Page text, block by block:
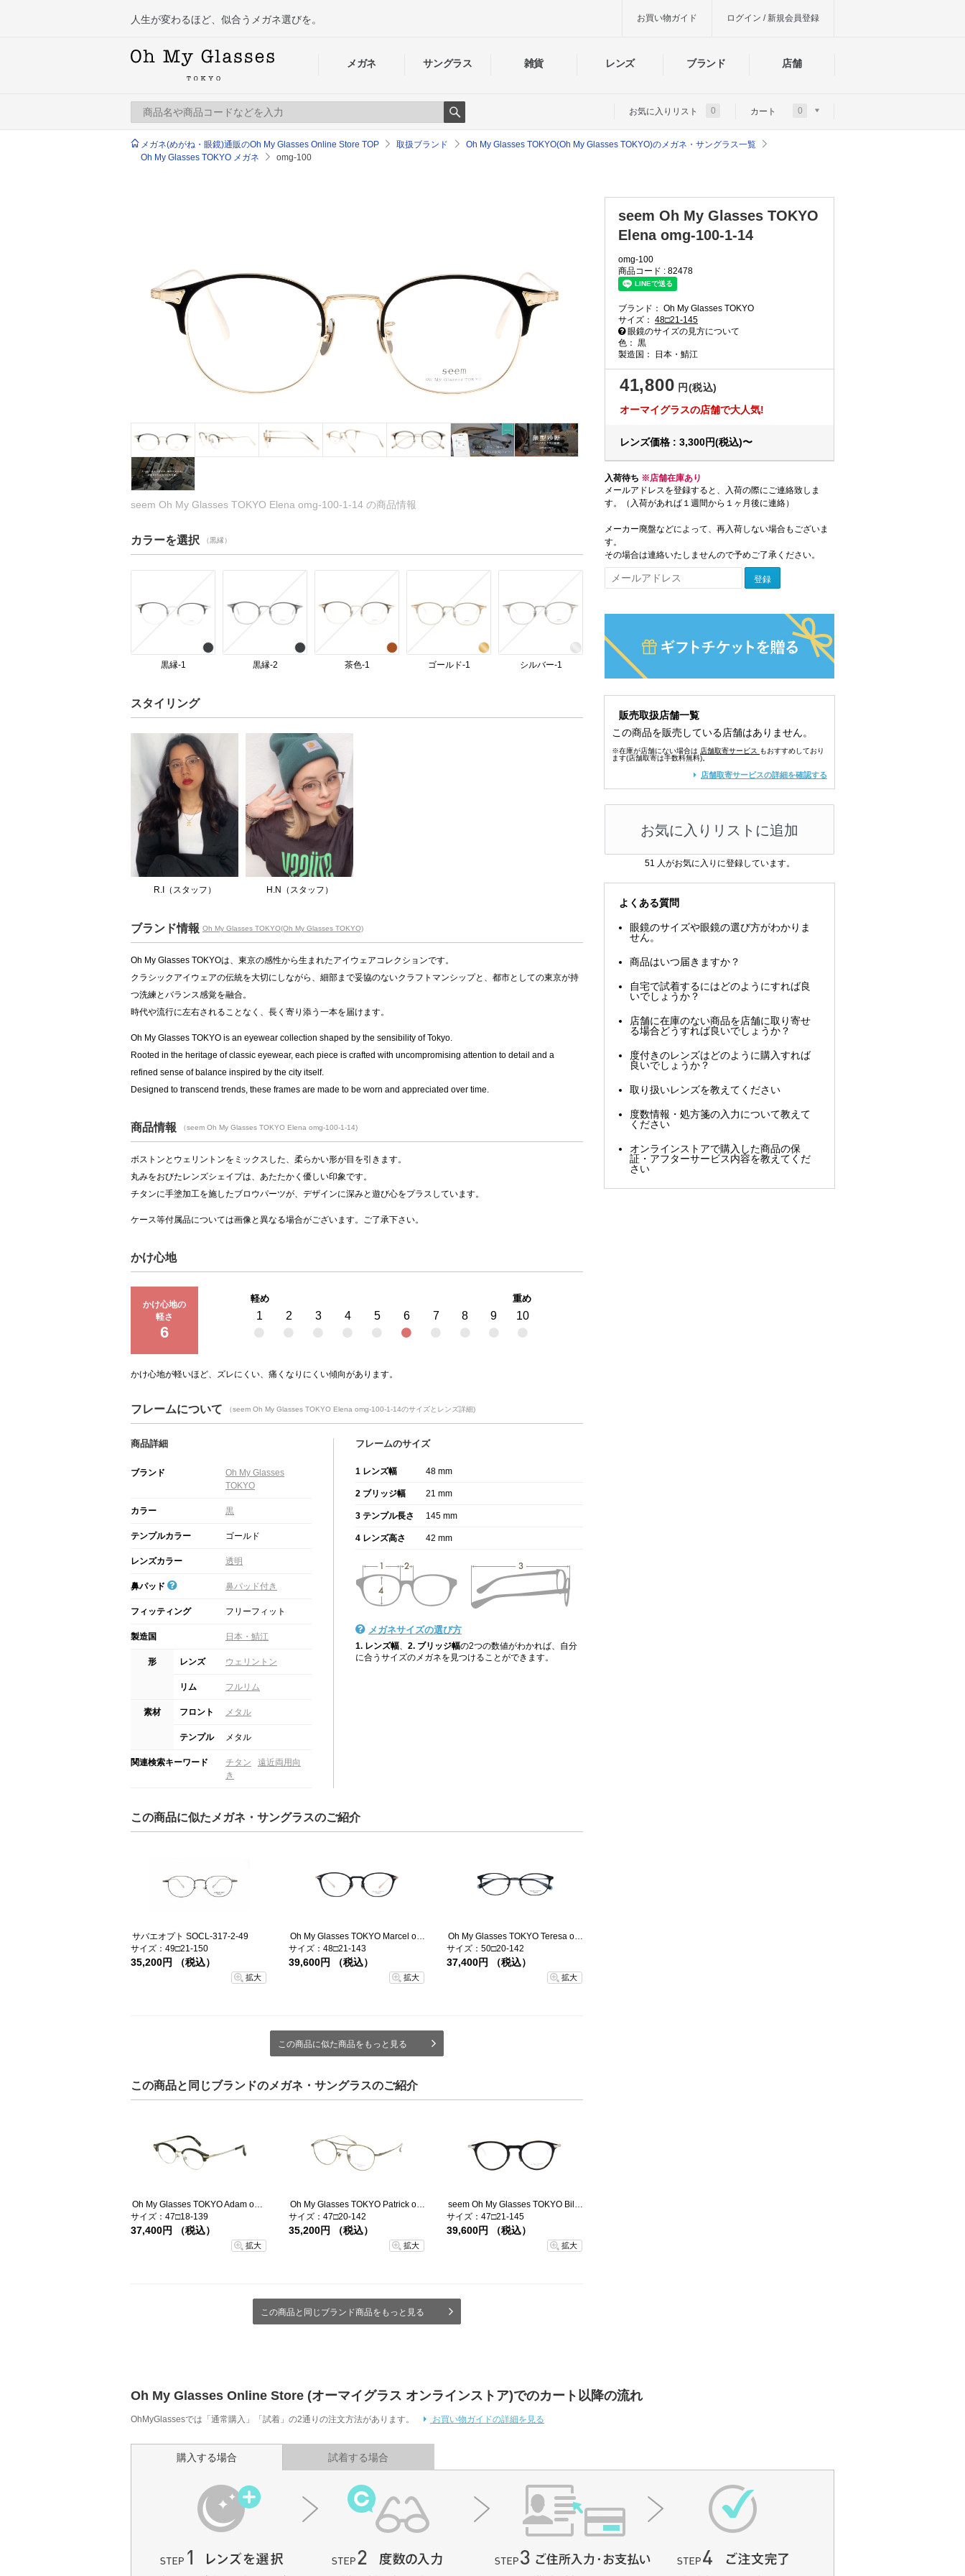
メガネ サングラス 雑貨 レンズ ブランド 店舗
人生が変わるほど、似合うメガネ選びを。 お買い物ガイド ログイン / 新規会員登録
Search
お気に入りリスト 0 カート 0
メガネ(めがね・眼鏡)通販のOh My Glasses Online Store TOP 取扱ブランド
Oh My Glasses TOKYO(Oh My Glasses TOKYO)のメガネ・サングラス一覧
Oh My Glasses TOKYO メガネ
omg-100
seem Oh My Glasses TOKYO
Elena omg-100-1-14
omg-100
商品コード : 82478
ブランド： Oh My Glasses TOKYO
サイズ： 48□21-145
眼鏡のサイズの見方について
色： 黒
製造国：
日本・鯖江
seem Oh My Glasses TOKYO Elena omg-100-1-14 の商品情報
カラーを選択 （黒縁）
黒縁-1 黒縁-2 茶色-1 ゴールド-1 シルバー-1
スタイリング
R.I（スタッフ） H.N（スタッフ）
ブランド情報 Oh My Glasses TOKYO(Oh My Glasses TOKYO)
Oh My Glasses TOKYOは、東京の感性から生まれたアイウェアコレクションです。
クラシックアイウェアの伝統を大切にしながら、細部まで妥協のないクラフトマンシップと、都市としての東京が持
つ洗練とバランス感覚を融合。
時代や流行に左右されることなく、長く寄り添う一本を届けます。
Oh My Glasses TOKYO is an eyewear collection shaped by the sensibility of Tokyo.
Rooted in the heritage of classic eyewear, each piece is crafted with uncompromising attention to detail and a
refined sense of balance inspired by the city itself.
Designed to transcend trends, these frames are made to be worn and appreciated over time.
商品情報 （seem Oh My Glasses TOKYO Elena omg-100-1-14)
ボストンとウェリントンをミックスした、柔らかい形が目を引きます。
丸みをおびたレンズシェイプは、あたたかく優しい印象です。
チタンに手塗加工を施したブロウパーツが、デザインに深みと遊び心をプラスしています。
ケース等付属品については画像と異なる場合がございます。ご了承下さい。
かけ心地
かけ心地の
軽さ
6
軽め 重め
1 2 3 4 5 6 7 8 9 10
かけ心地が軽いほど、ズレにくい、痛くなりにくい傾向があります。
フレームについて （seem Oh My Glasses TOKYO Elena omg-100-1-14のサイズとレンズ詳細)
商品詳細
ブランド
Oh My Glasses
TOKYO
カラー 黒
テンプルカラー ゴールド
レンズカラー 透明
鼻パッド 鼻パッド付き
フィッティング フリーフィット
製造国 日本・鯖江
形 レンズ ウェリントン
リム フルリム
素材 フロント メタル
テンプル メタル
関連検索キーワード チタン
遠近両用向
き
フレームのサイズ
1 レンズ幅 48 mm
2 ブリッジ幅 21 mm
3 テンプル長さ 145 mm
4 レンズ高さ 42 mm
メガネサイズの選び方
1. レンズ幅 2. ブリッジ幅の2つの数値がわかれば、自分
に合うサイズのメガネを見つけることができます。
この商品に似たメガネ・サングラスのご紹介
サバエオプト SOCL-317-2-49
サイズ：49□21-150
35,200円 （税込）
拡大
Oh My Glasses TOKYO Marcel omg-144-BKGD-48
サイズ：48□21-143
39,600円 （税込）
拡大
Oh My Glasses TOKYO Teresa omg-152-MBK-50
サイズ：50□20-142
37,400円 （税込）
拡大
この商品に似た商品をもっと見る
この商品と同じブランドのメガネ・サングラスのご紹介
Oh My Glasses TOKYO Adam omg-051-1-47
サイズ：47□18-139
37,400円 （税込）
拡大
Oh My Glasses TOKYO Patrick omg-087-2-47
サイズ：47□20-142
35,200円 （税込）
拡大
seem Oh My Glasses TOKYO Bill omg-102-40-20
サイズ：47□21-145
39,600円 （税込）
拡大
この商品と同じブランド商品をもっと見る
41,800 円(税込)
オーマイグラスの店舗で大人気!
レンズ価格 : 3,300円(税込)〜
入荷待ち ※店舗在庫あり
メールアドレスを登録すると、入荷の際にご連絡致しま
す。（入荷があれば１週間から１ヶ月後に連絡）
メーカー廃盤などによって、再入荷しない場合もございま
す。
その場合は連絡いたしませんので予めご了承ください。
販売取扱店舗一覧
この商品を販売している店舗はありません。
※在庫が店舗にない場合は 店舗取寄サービス
もおすすめしており
ます(店舗取寄は手数料無料)。
店舗取寄サービスの詳細を確認する
お気に入りリストに追加
51 人がお気に入りに登録しています。
よくある質問
眼鏡のサイズや眼鏡の選び方がわかりま
せん。
商品はいつ届きますか？
自宅で試着するにはどのようにすれば良
いでしょうか？
店舗に在庫のない商品を店舗に取り寄せ
る場合どうすれば良いでしょうか？
度付きのレンズはどのように購入すれば
良いでしょうか？
取り扱いレンズを教えてください
度数情報・処方箋の入力について教えて
ください
オンラインストアで購入した商品の保
証・アフターサービス内容を教えてくだ
さい
Oh My Glasses Online Store (オーマイグラス オンラインストア)でのカート以降の流れ
OhMyGlassesでは「通常購入」「試着」の2通りの注文方法があります。 お買い物ガイドの詳細を見る
購入する場合 試着する場合